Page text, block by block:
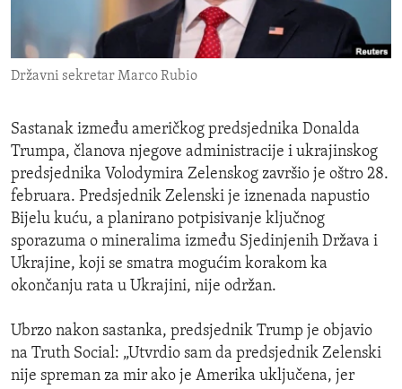
ENVIRONMENT AND HEALTH
IDEALS AND INSTITUTIONS
Državni sekretar Marco Rubio
Sastanak između američkog predsjednika Donalda
Trumpa, članova njegove administracije i ukrajinskog
predsjednika Volodymira Zelenskog završio je oštro 28.
februara. Predsjednik Zelenski je iznenada napustio
Bijelu kuću, a planirano potpisivanje ključnog
sporazuma o mineralima između Sjedinjenih Država i
Ukrajine, koji se smatra mogućim korakom ka
okončanju rata u Ukrajini, nije održan.
Ubrzo nakon sastanka, predsjednik Trump je objavio
na Truth Social: „Utvrdio sam da predsjednik Zelenski
nije spreman za mir ako je Amerika uključena, jer